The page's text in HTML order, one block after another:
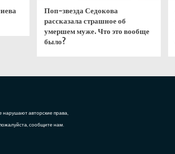
Поп-звезда Седокова
рассказала страшное об
умершем муже. Что это вообще
было?
авторские права,
сообщите нам.